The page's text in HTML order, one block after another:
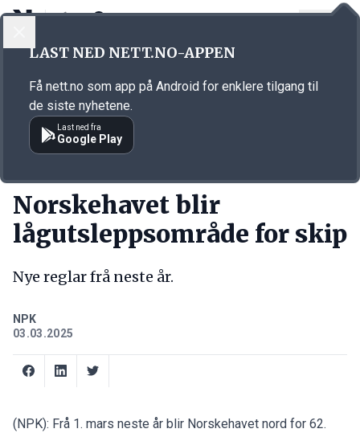
Annonsørinnhold
Norskehavet blir
lågutsleppsområde for skip
Nye reglar frå neste år.
NPK
03.03.2025
(NPK): Frå 1. mars neste år blir Norskehavet nord for 62.
LAST NED NETT.NO-APPEN
Få nett.no som app på Android for enklere tilgang til
de siste nyhetene.
Last ned fra
Google Play